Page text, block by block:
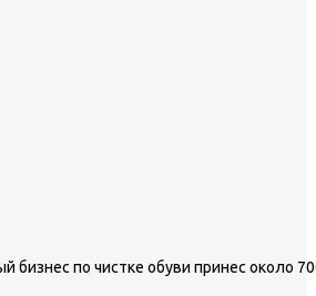
бизнес по чистке обуви принес около